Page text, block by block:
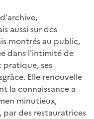
aussi sur des
montrés au public,
dans l'intimité de
ses
Elle renouvelle
la connaissance a
minutieux,
des restauratrices